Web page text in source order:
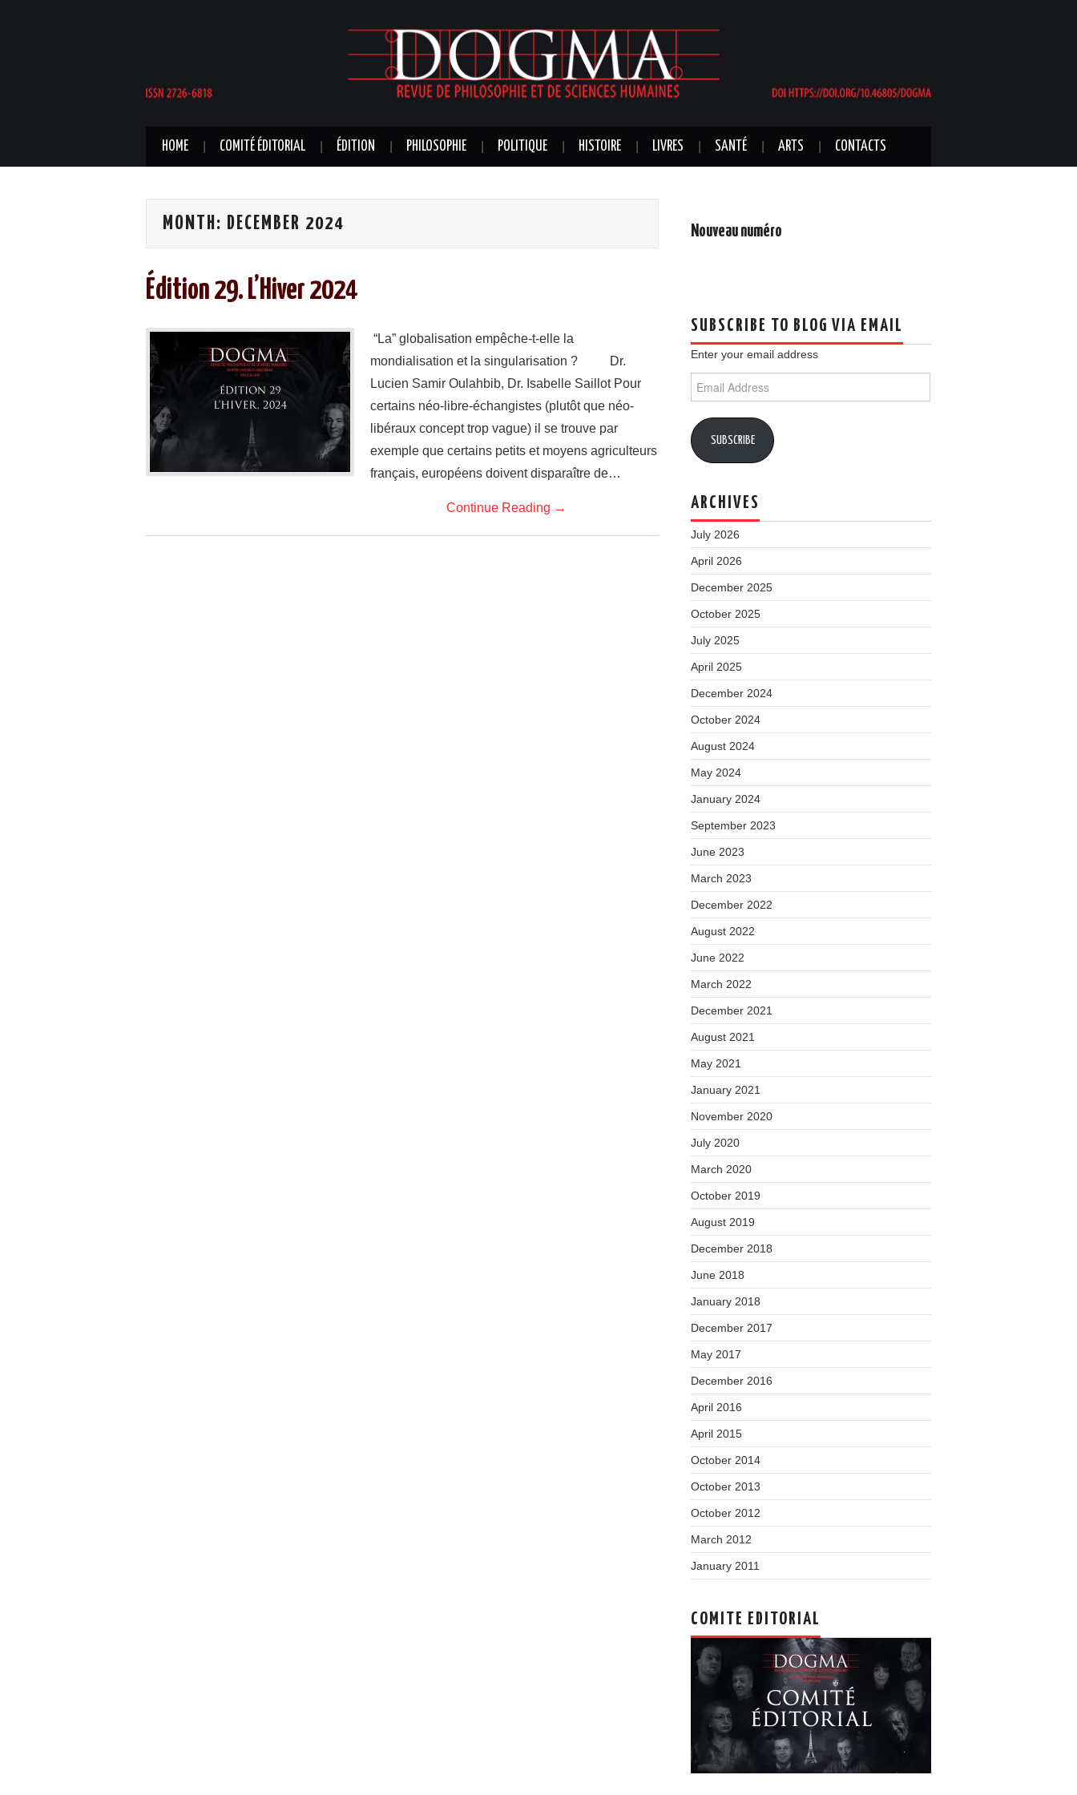
HOME COMITÉ ÉDITORIAL ÉDITION PHILOSOPHIE POLITIQUE HISTOIRE LIVRES SANTÉ ARTS CONTACTS
MONTH: DECEMBER 2024
Édition 29. L’Hiver 2024
“La” globalisation empêche-t-elle la
mondialisation et la singularisation ? Dr.
Lucien Samir Oulahbib, Dr. Isabelle Saillot Pour
certains néo-libre-échangistes (plutôt que néo-
libéraux concept trop vague) il se trouve par
exemple que certains petits et moyens agriculteurs
français, européens doivent disparaître de…
Continue Reading →
Nouveau numéro
SUBSCRIBE TO BLOG VIA EMAIL
Enter your email address
Address
SUBSCRIBE
ARCHIVES
July 2026
April 2026
December 2025
October 2025
July 2025
April 2025
December 2024
October 2024
August 2024
May 2024
January 2024
September 2023
June 2023
March 2023
December 2022
August 2022
June 2022
March 2022
December 2021
August 2021
May 2021
January 2021
November 2020
July 2020
March 2020
October 2019
August 2019
December 2018
June 2018
January 2018
December 2017
May 2017
December 2016
April 2016
April 2015
October 2014
October 2013
October 2012
March 2012
January 2011
COMITE EDITORIAL